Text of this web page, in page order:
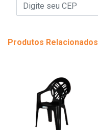
Produtos Relacionados